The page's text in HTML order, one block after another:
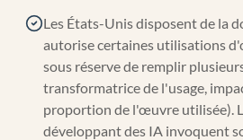
Les États-Unis disposent de la
autorise certaines utilisations
sous réserve de remplir
transformatrice de l'usage,
proportion de l'œuvre utilisée).
développant des IA invoquent